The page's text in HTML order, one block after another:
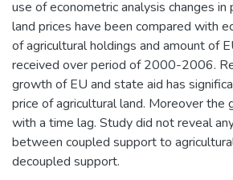
use of econometric analysis changes in
land prices have been compared with
of agricultural holdings and amount of
received over period of 2000-2006.
growth of EU and state aid has
price of agricultural land. Moreover the
with a time lag. Study did not reveal
between coupled support to
decoupled support.